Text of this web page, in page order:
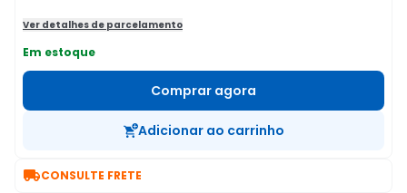
Ver detalhes de parcelamento
Em estoque
Comprar agora
Adicionar ao carrinho
CONSULTE FRETE